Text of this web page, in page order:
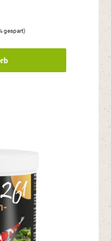
gespart)